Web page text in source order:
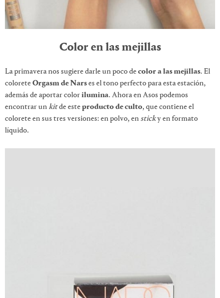
Color en las mejillas
La primavera nos sugiere darle un poco decolor a las mejillas. El
coloreteOrgasm de Narses el tono perfecto para esta estación,
además de aportar colorilumina. Ahora en Asos podemos
encontrar unkitde esteproducto de culto, que contiene el
colorete en sus tres versiones: en polvo, en sticky en formato
líquido.